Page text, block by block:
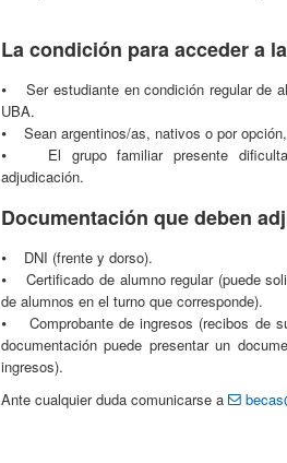
La condición para acceder a
⦁ Ser estudiante en condición regular de
UBA.
⦁ Sean argentinos/as, nativos o por
⦁ El grupo familiar presente
adjudicación.
Documentación que deben
⦁ DNI (frente y dorso).
⦁ Certificado de alumno regular (puede
de alumnos en el turno que corresponde).
⦁ Comprobante de ingresos (recibos de
documentación puede presentar un
ingresos).
Ante cualquier duda comunicarse a